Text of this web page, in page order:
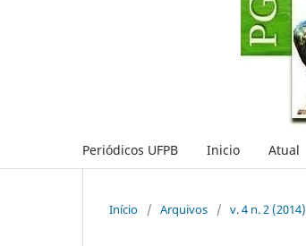
Periódicos UFPB Inicio Atual
Início / Arquivos / v. 4 n. 2 (2014)